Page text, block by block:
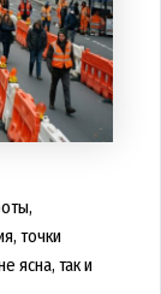
точки
ясна, так и